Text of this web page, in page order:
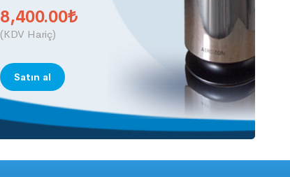
8,400.00₺
(KDV Hariç)
Satın al